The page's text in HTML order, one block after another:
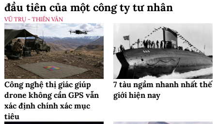
đầu tiên của một công ty tư nhân
VŨ TRỤ - THIÊN VĂN
Công nghệ thị giác giúp
drone không cần GPS vẫn
xác định chính xác mục
tiêu
7 tàu ngầm nhanh nhất thế
giới hiện nay